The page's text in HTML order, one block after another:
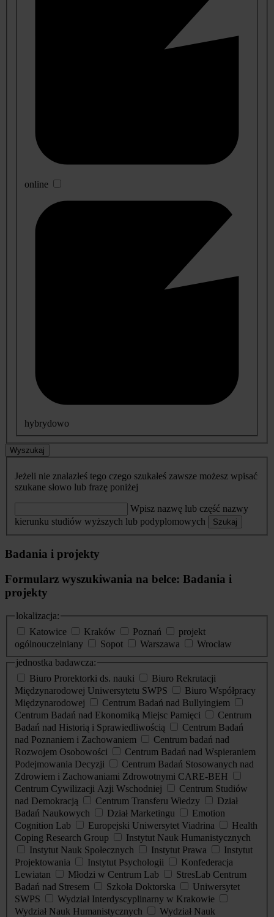
online
hybrydowo
Wyszukaj
Jeżeli nie znalazłeś tego czego szukałeś zawsze możesz wpisać
szukane słowo lub frazę poniżej
Wpisz nazwę lub część nazwy
kierunku studiów wyższych lub podyplomowych
Szukaj
Badania i projekty
Formularz wyszukiwania na belce: Badania i
projekty
lokalizacja:
Katowice
Kraków Poznań
projekt
ogólnouczelniany
Sopot Warszawa
Wrocław
jednostka badawcza:
Biuro Prorektorki ds. nauki
Biuro Rekrutacji
Międzynarodowej Uniwersytetu SWPS
Biuro Współpracy
Międzynarodowej
Centrum Badań nad Bullyingiem
Centrum Badań nad Ekonomiką Miejsc Pamięci
Centrum
Badań nad Historią i Sprawiedliwością
Centrum Badań
nad Poznaniem i Zachowaniem
Centrum badań nad
Rozwojem Osobowości
Centrum Badań nad Wspieraniem
Podejmowania Decyzji
Centrum Badań Stosowanych nad
Zdrowiem i Zachowaniami Zdrowotnymi CARE-BEH
Centrum Cywilizacji Azji Wschodniej
Centrum Studiów
nad Demokracją
Centrum Transferu Wiedzy
Dział
Badań Naukowych
Dział Marketingu
Emotion
Cognition Lab
Europejski Uniwersytet Viadrina
Health
Coping Research Group
Instytut Nauk Humanistycznych
Instytut Nauk Społecznych
Instytut Prawa
Instytut
Projektowania
Instytut Psychologii
Konfederacja
Lewiatan
Młodzi w Centrum Lab
StresLab Centrum
Badań nad Stresem
Szkoła Doktorska
Uniwersytet
SWPS
Wydział Interdyscyplinarny w Krakowie
Wydział Nauk Humanistycznych
Wydział Nauk